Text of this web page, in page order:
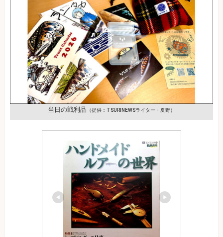
当日の戦利品 （提供：TSURINEWSライター・夏野）